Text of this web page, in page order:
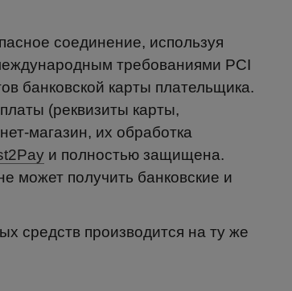
соединение, используя
требованиями PCI
банковской карты плательщика.
(реквизиты карты,
магазин, их обработка
и полностью защищена.
может получить банковские и
средств производится на ту же